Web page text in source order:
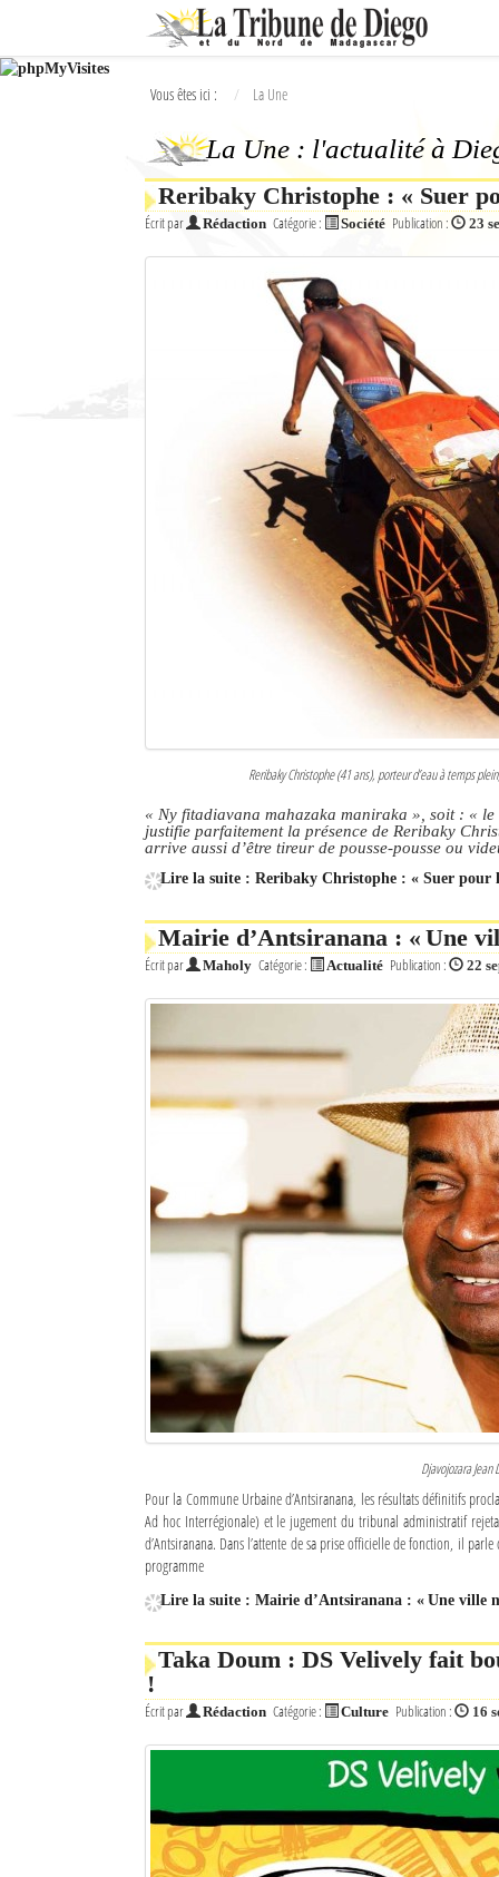
Ok
L'actualité à Diego Suarez
L'actualité du tourisme
Diego Suarez Pratique
Les Petites Annonces
Connexion
Identifiant oublié ?
Mot de passe oublié ?
Vous êtes ici : La Une
La Une : l'actualité à
Reribaky Christophe : « Suer
Écrit par Rédaction Catégorie : Société Publication : 23
Reribaky Christophe (41 ans), porteur d’eau à temps
« Ny fitadiavana mahazaka maniraka », soit : «
justifie parfaitement la présence de Reribaky
arrive aussi d’être tireur de pousse-pousse ou
Lire la suite : Reribaky Christophe : « Suer pour
Mairie d’Antsiranana : « Une
Écrit par Maholy Catégorie : Actualité Publication : 22
Djavojozara
Pour la Commune Urbaine d’Antsiranana, les résultats définitifs
Ad hoc Interrégionale) et le jugement du tribunal administratif
d’Antsiranana. Dans l’attente de sa prise officielle de fonction, il
programme
Lire la suite : Mairie d’Antsiranana : « Une ville
Taka Doum : DS Velively fait
!
Écrit par Rédaction Catégorie : Culture Publication : 16